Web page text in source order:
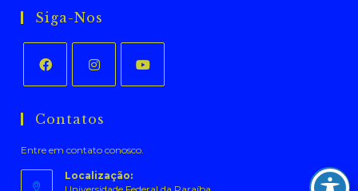
Siga-Nos
em
nova
aba
em
nova
aba
nova
aba
Contatos
Entre em contato conosco.
Localização: